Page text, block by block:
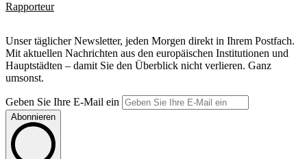
Rapporteur
Unser täglicher Newsletter, jeden Morgen direkt in Ihrem Postfach.
Mit aktuellen Nachrichten aus den europäischen Institutionen und
Hauptstädten – damit Sie den Überblick nicht verlieren. Ganz
umsonst.
Geben Sie Ihre E-Mail ein
Abonnieren